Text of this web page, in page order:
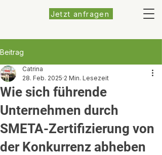
Jetzt anfragen
Beitrag
Wie sich führende
Unternehmen durch
SMETA-Zertifizierung von
der Konkurrenz abheben
Catrina
28. Feb. 2025 2 Min. Lesezeit